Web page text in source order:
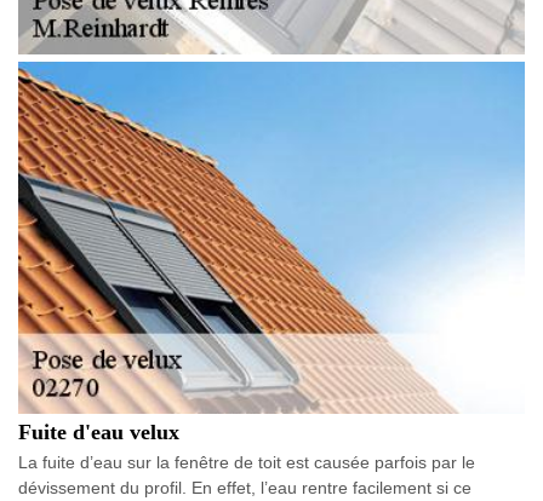
Fuite d'eau velux
La fuite d’eau sur la fenêtre de toit est causée parfois par le
dévissement du profil. En effet, l’eau rentre facilement si ce